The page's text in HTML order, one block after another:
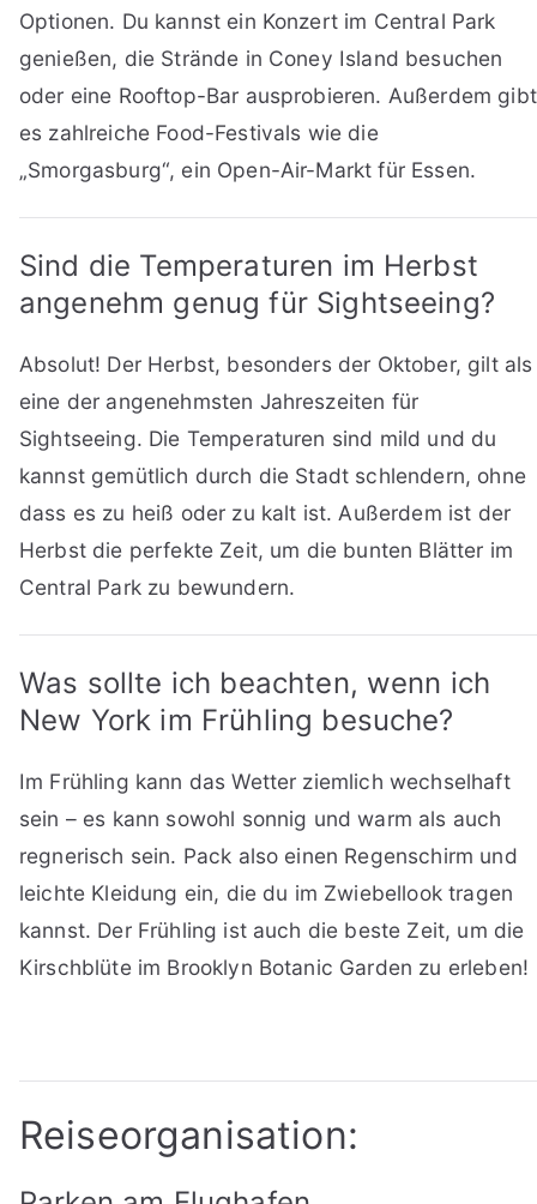
Optionen. Du kannst ein Konzert im Central Park
genießen, die Strände in Coney Island besuchen
oder eine Rooftop-Bar ausprobieren. Außerdem gibt
es zahlreiche Food-Festivals wie die
„Smorgasburg“, ein Open-Air-Markt für Essen.
Sind die Temperaturen im Herbst
angenehm genug für Sightseeing?
Absolut! Der Herbst, besonders der Oktober, gilt als
eine der angenehmsten Jahreszeiten für
Sightseeing. Die Temperaturen sind mild und du
kannst gemütlich durch die Stadt schlendern, ohne
dass es zu heiß oder zu kalt ist. Außerdem ist der
Herbst die perfekte Zeit, um die bunten Blätter im
Central Park zu bewundern.
Was sollte ich beachten, wenn ich
New York im Frühling besuche?
Im Frühling kann das Wetter ziemlich wechselhaft
sein – es kann sowohl sonnig und warm als auch
regnerisch sein. Pack also einen Regenschirm und
leichte Kleidung ein, die du im Zwiebellook tragen
kannst. Der Frühling ist auch die beste Zeit, um die
Kirschblüte im Brooklyn Botanic Garden zu erleben!
Reiseorganisation: